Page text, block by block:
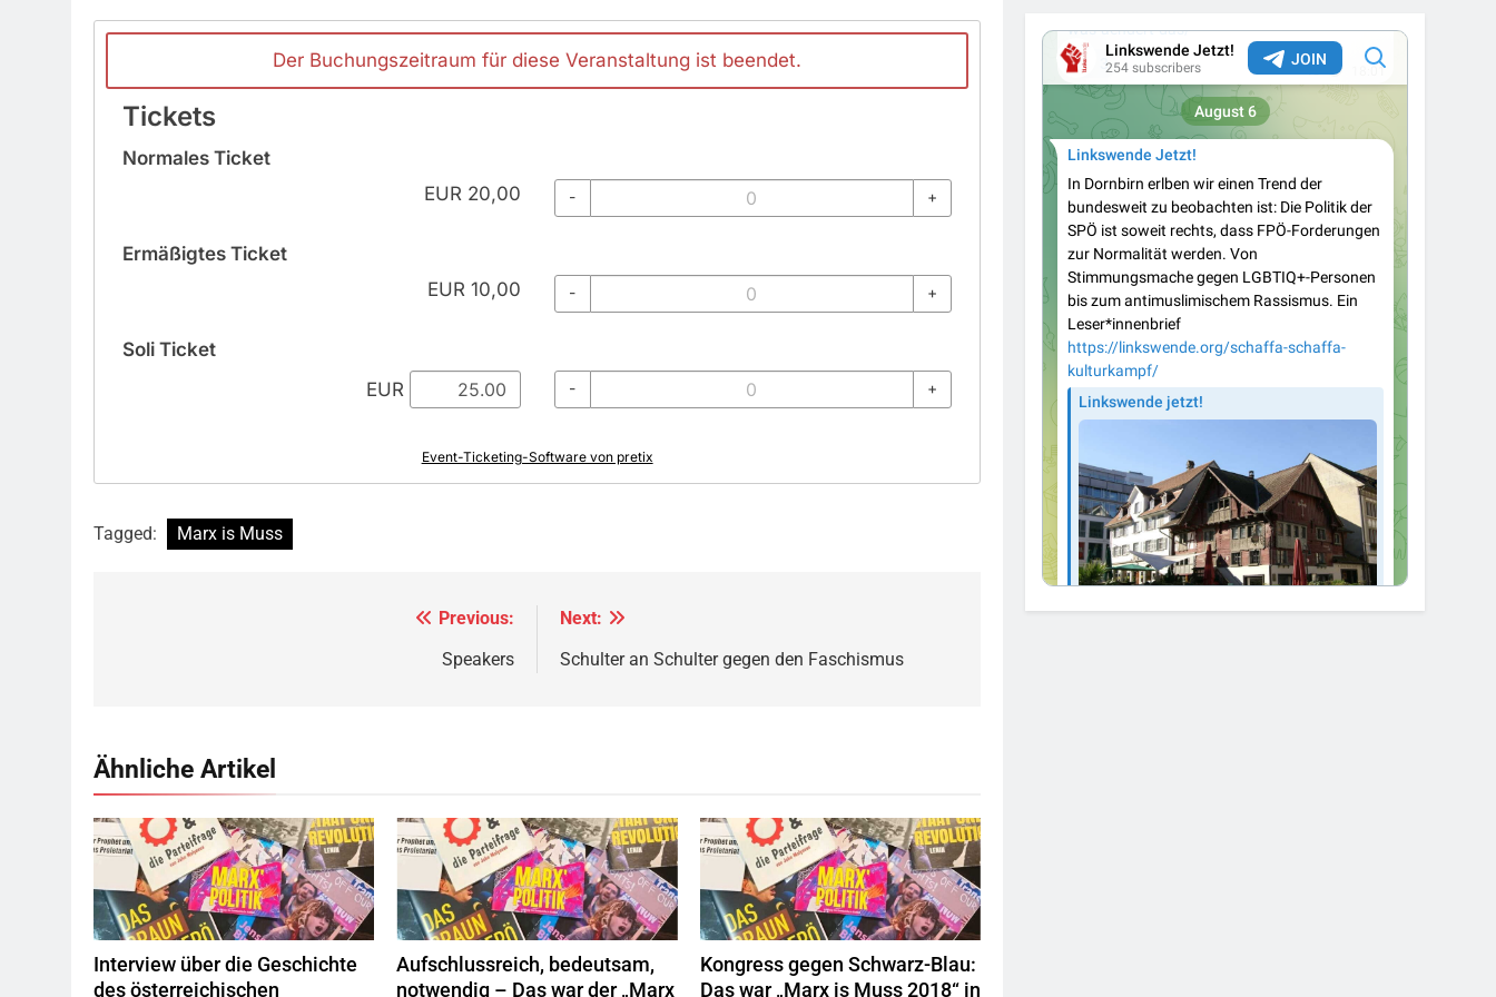
Der Buchungszeitraum für diese Veranstaltung ist beendet.
Tickets
Normales Ticket
EUR20,00 - +
Ermäßigtes Ticket
EUR10,00 - +
Soli Ticket
EUR
- +
Event-Ticketing-Software von pretix
Tagged: Marx is Muss
Previous:
Speakers
Next:
Schulter an Schulter gegen den Faschismus
Ähnliche Artikel
© linkswende.org,CC-BY-SA-1.0
Interview über die Geschichte
des österreichischen
© linkswende.org,CC-BY-SA-1.0
Aufschlussreich, bedeutsam,
notwendig – Das war der „Marx
© linkswende.org,CC-BY-SA-1.0
Kongress gegen Schwarz-Blau:
Das war „Marx is Muss 2018“ in